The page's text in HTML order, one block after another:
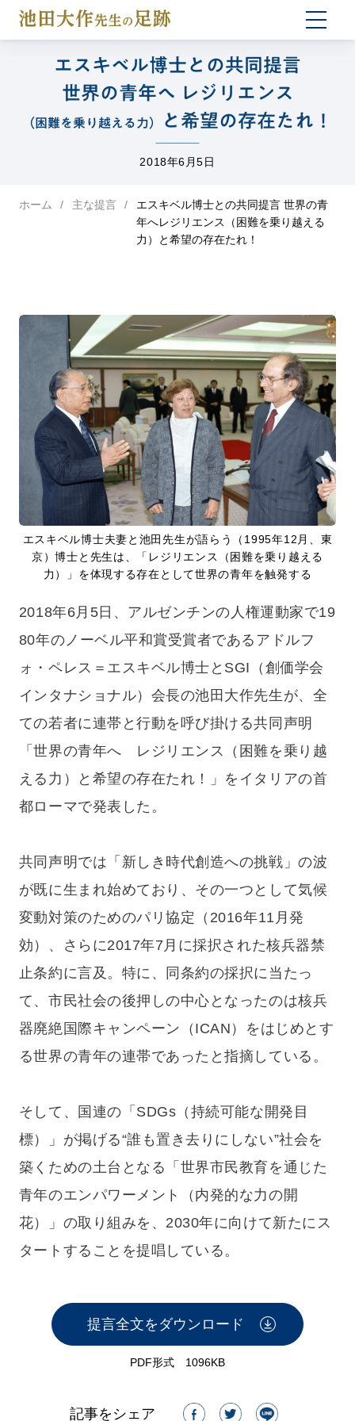
エスキベル博士との共同提言
世界の青年へ レジリエンス
（困難を乗り越える力） と希望の存在たれ！
2018年6月5日
ホーム 主な提言
エスキベル博士との共同提言 世界の青
年へレジリエンス（困難を乗り越える
力）と希望の存在たれ！
エスキベル博士夫妻と池田先生が語らう（1995年12月、東
京）博士と先生は、「レジリエンス（困難を乗り越える
力）」を体現する存在として世界の青年を触発する
2018年6月5日、アルゼンチンの人権運動家で19
80年のノーベル平和賞受賞者であるアドルフ
ォ・ペレス＝エスキベル博士とSGI（創価学会
インタナショナル）会長の池田大作先生が、全
ての若者に連帯と行動を呼び掛ける共同声明
「世界の青年へ レジリエンス（困難を乗り越
える力）と希望の存在たれ！」をイタリアの首
都ローマで発表した。
共同声明では「新しき時代創造への挑戦」の波
が既に生まれ始めており、その一つとして気候
変動対策のためのパリ協定（2016年11月発
効）、さらに2017年7月に採択された核兵器禁
止条約に言及。特に、同条約の採択に当たっ
て、市民社会の後押しの中心となったのは核兵
器廃絶国際キャンペーン（ICAN）をはじめとす
る世界の青年の連帯であったと指摘している。
そして、国連の「SDGs（持続可能な開発目
標）」が掲げる“誰も置き去りにしない”社会を
築くための土台となる「世界市民教育を通じた
青年のエンパワーメント（内発的な力の開
花）」の取り組みを、2030年に向けて新たにス
タートすることを提唱している。
提言全文をダウンロード
PDF形式 1096KB
記事をシェア